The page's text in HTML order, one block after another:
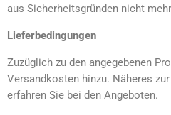
aus Sicherheitsgründen nicht
Lieferbedingungen
Zuzüglich zu den angegebenen
Versandkosten hinzu. Näheres
erfahren Sie bei den Angeboten.